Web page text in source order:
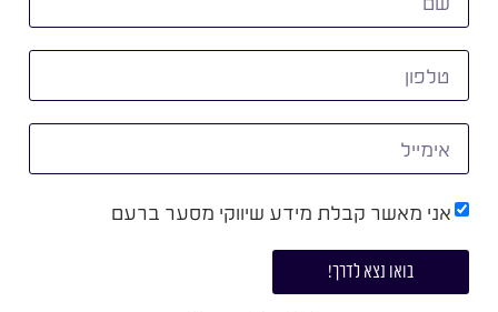
אני מאשר קבלת מידע שיווקי מסער ברעם
בואו נצא לדרך!